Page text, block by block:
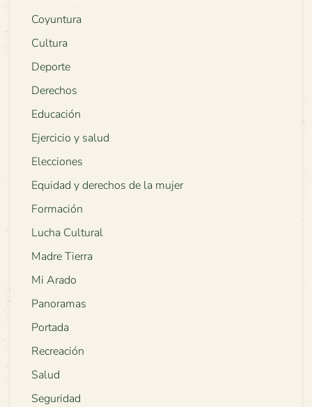
Coyuntura
Cultura
Deporte
Derechos
Educación
Ejercicio y salud
Elecciones
Equidad y derechos de la mujer
Formación
Lucha Cultural
Madre Tierra
Mi Arado
Panoramas
Portada
Recreación
Salud
Seguridad